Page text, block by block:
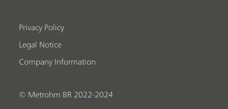
Privacy Policy
Legal Notice
Company Information
© Metrohm BR 2022-2024